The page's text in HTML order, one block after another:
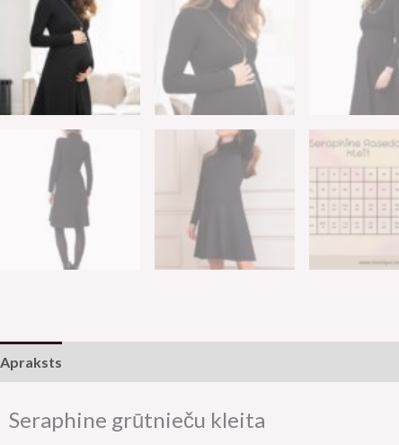
Apraksts
Seraphine grūtnieču kleita